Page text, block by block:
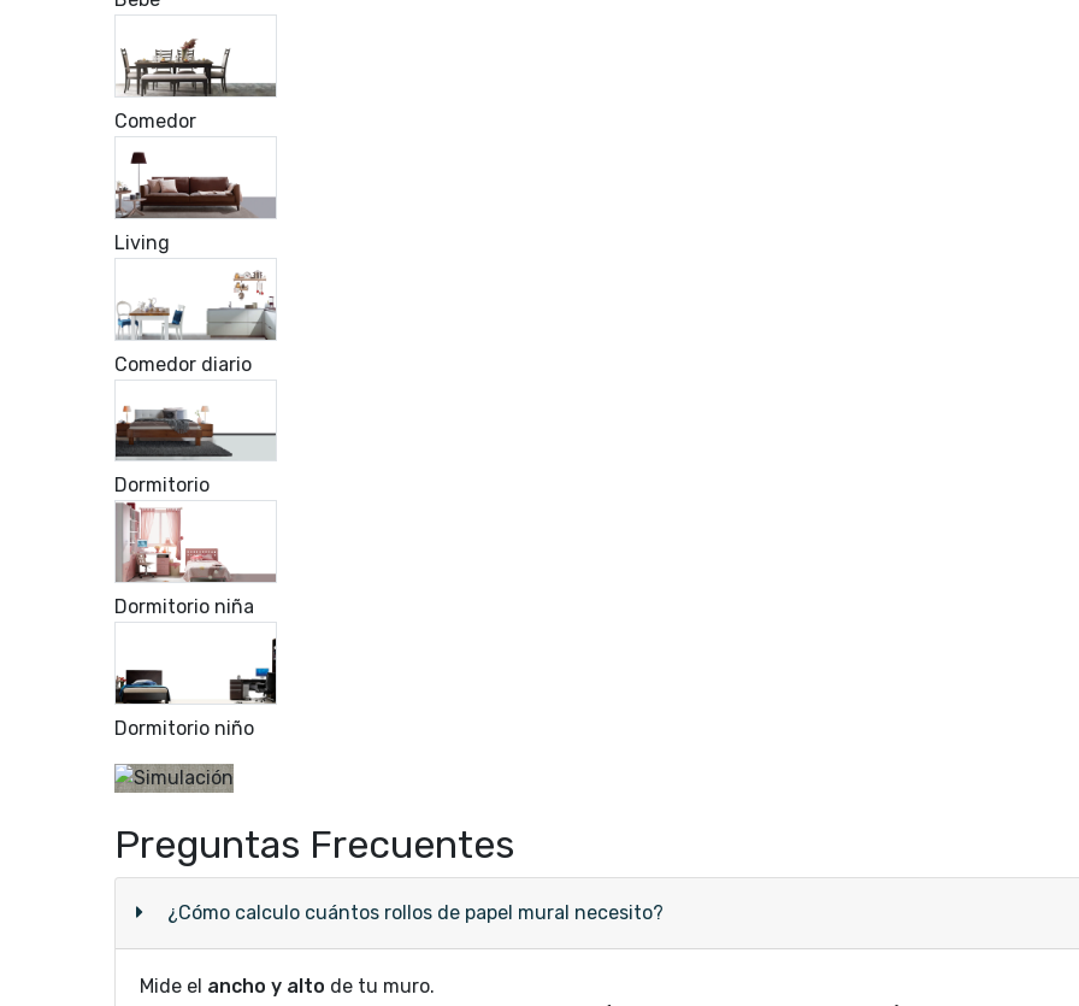
Comedor
Living
Comedor diario
Dormitorio
Dormitorio niña
Dormitorio niño
Preguntas Frecuentes
¿Cómo calculo cuántos rollos de papel mural necesito?
Mide el ancho y alto de tu muro.